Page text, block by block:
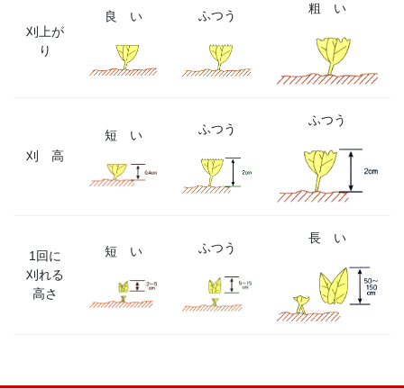
刈上が
り
良 い ふつう 粗 い
刈 高
短 い ふつう
ふつう
1回に
刈れる
高さ
短 い ふつう
長 い